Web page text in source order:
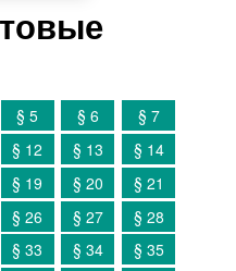
§ 5 § 6
§ 7
§ 12 § 13
§ 14
§ 19 § 20
§ 21
§ 26 § 27
§ 28
§ 33 § 34
§ 35